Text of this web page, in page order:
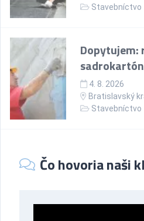
Stavebníctvo
Dopytujem:
4. 8. 2026
Bratislavský
Stavebníctvo
Čo hovoria naši